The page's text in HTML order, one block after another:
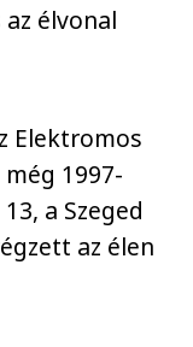
élvonal
Elektromos
1997-
a Szeged
az élen